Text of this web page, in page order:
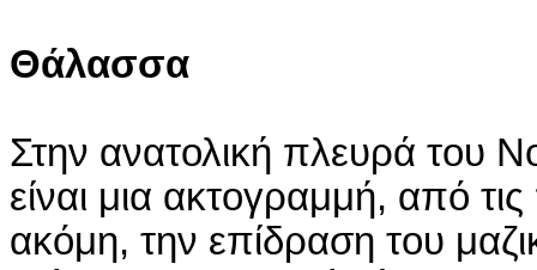
Θάλασσα
Στην ανατολική πλευρά του
είναι μια ακτογραμμή, από
ακόμη, την επίδραση του